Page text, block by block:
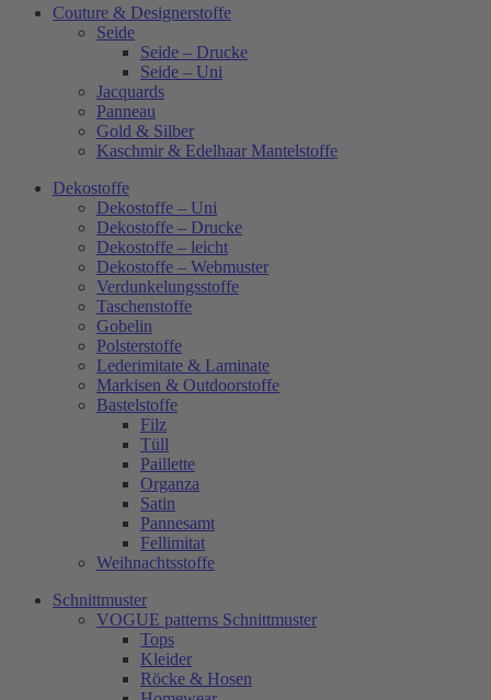
Couture & Designerstoffe
Seide
Seide – Drucke
Seide – Uni
Jacquards
Panneau
Gold & Silber
Kaschmir & Edelhaar Mantelstoffe
Dekostoffe
Dekostoffe – Uni
Dekostoffe – Drucke
Dekostoffe – leicht
Dekostoffe – Webmuster
Verdunkelungsstoffe
Taschenstoffe
Gobelin
Polsterstoffe
Lederimitate & Laminate
Markisen & Outdoorstoffe
Bastelstoffe
Filz
Tüll
Paillette
Organza
Satin
Pannesamt
Fellimitat
Weihnachtsstoffe
Schnittmuster
VOGUE patterns Schnittmuster
Tops
Kleider
Röcke & Hosen